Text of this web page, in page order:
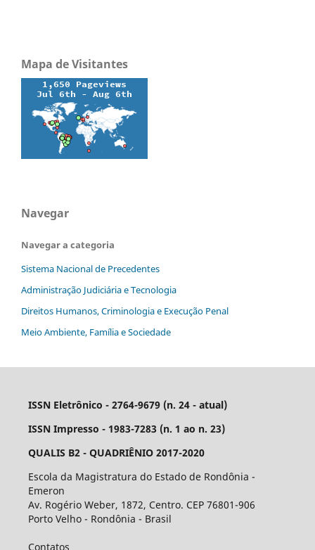
Mapa de Visitantes
Navegar
Navegar a categoria
Sistema Nacional de Precedentes
Administração Judiciária e Tecnologia
Direitos Humanos, Criminologia e Execução Penal
Meio Ambiente, Família e Sociedade
ISSN Eletrônico - 2764-9679 (n. 24 - atual)
ISSN Impresso - 1983-7283 (n. 1 ao n. 23)
QUALIS B2 - QUADRIÊNIO 2017-2020
Escola da Magistratura do Estado de Rondônia -
Emeron
Av. Rogério Weber, 1872, Centro. CEP 76801-906
Porto Velho - Rondônia - Brasil
Contatos